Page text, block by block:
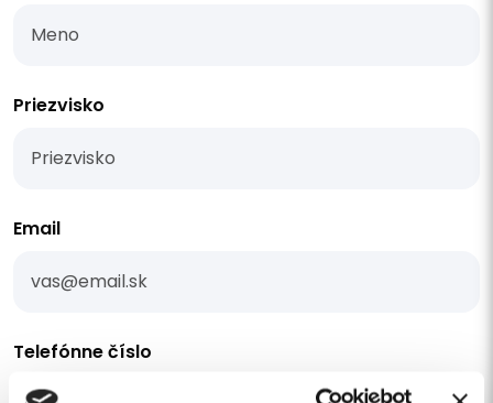
Priezvisko
Email
Telefónne číslo